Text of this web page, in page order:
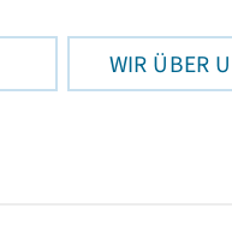
WIR ÜBER